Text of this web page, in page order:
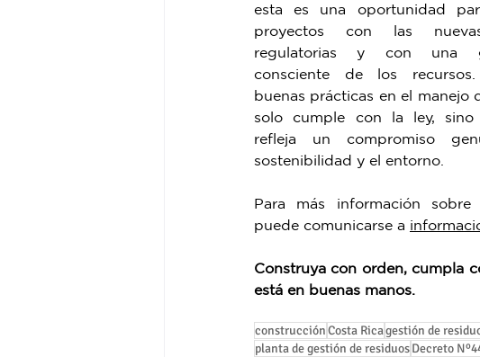
esta es una oportunidad
proyectos con las
regulatorias y con una
consciente de los recursos.
buenas prácticas en el manejo
solo cumple con la ley, sino
refleja un compromiso
sostenibilidad y el entorno.
Para más información sobre
puede comunicarse a
Construya con orden, cumpla
está en buenas manos.
construcciónCosta Ricagestión de
planta de gestión de residuosDecreto